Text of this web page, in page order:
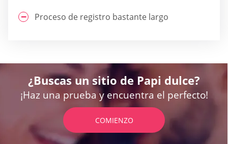
Proceso de registro bastante largo
¿Buscas un sitio de Papi dulce?
¡Haz una prueba y encuentra el perfecto!
COMIENZO